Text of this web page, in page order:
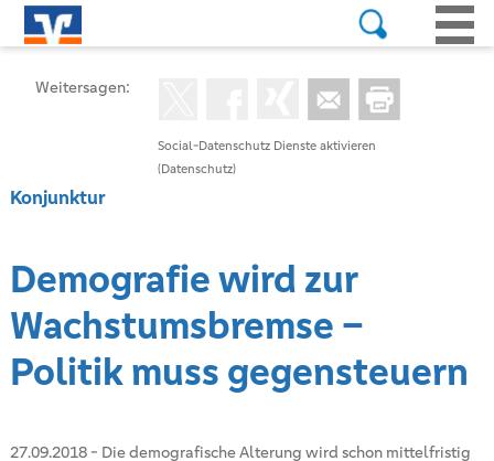
Social-Datenschutz Dienste aktivieren
(Datenschutz)
Weitersagen:
Konjunktur
Demografie wird zur
Wachstumsbremse –
Politik muss gegensteuern
27.09.2018- Die demografische Alterung wird schon mittelfristig